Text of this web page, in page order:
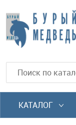
КАТАЛОГ